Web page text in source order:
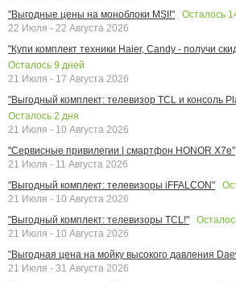
"Выгодные цены на моноблоки MSI!"
Осталось
22 Июля - 22 Августа 2026
"Купи комплект техники Haier, Candy - получи
Осталось 9 дней
21 Июля - 17 Августа 2026
"Выгодный комплект: телевизор TCL и консоль
Осталось 2 дня
21 Июля - 10 Августа 2026
"Сервисные привилегии | смартфон HONOR X7e"
21 Июля - 11 Августа 2026
"Выгодный комплект: телевизоры iFFALCON"
21 Июля - 10 Августа 2026
"Выгодный комплект: телевизоры TCL!"
21 Июля - 10 Августа 2026
"Выгодная цена на мойку высокого давления
21 Июля - 31 Августа 2026